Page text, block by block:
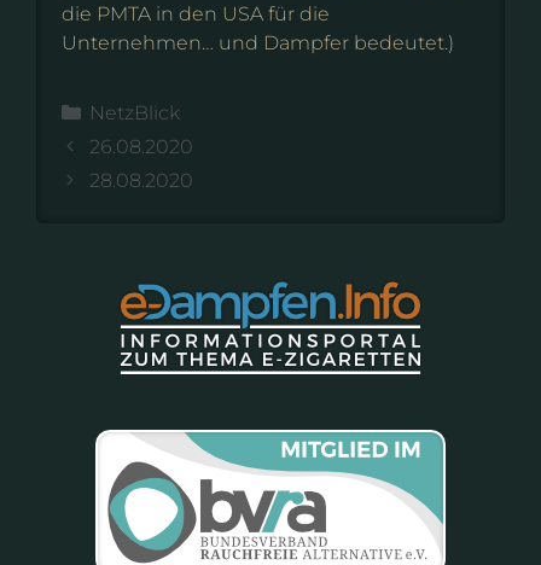
die PMTA in den USA für die
Unternehmen… und Dampfer bedeutet.)
Kategorien
NetzBlick
26.08.2020
28.08.2020